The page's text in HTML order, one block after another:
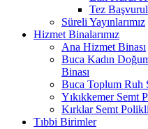
Tez
Süreli Yayınlarımız
Hizmet Binalarımız
Ana Hizmet Binası
Buca Kadın
Binası
Buca Toplum Ruh
Yıkıkkemer Semt
Kırklar Semt
Tıbbi Birimler